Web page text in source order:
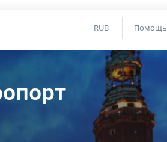
RUB Помощь